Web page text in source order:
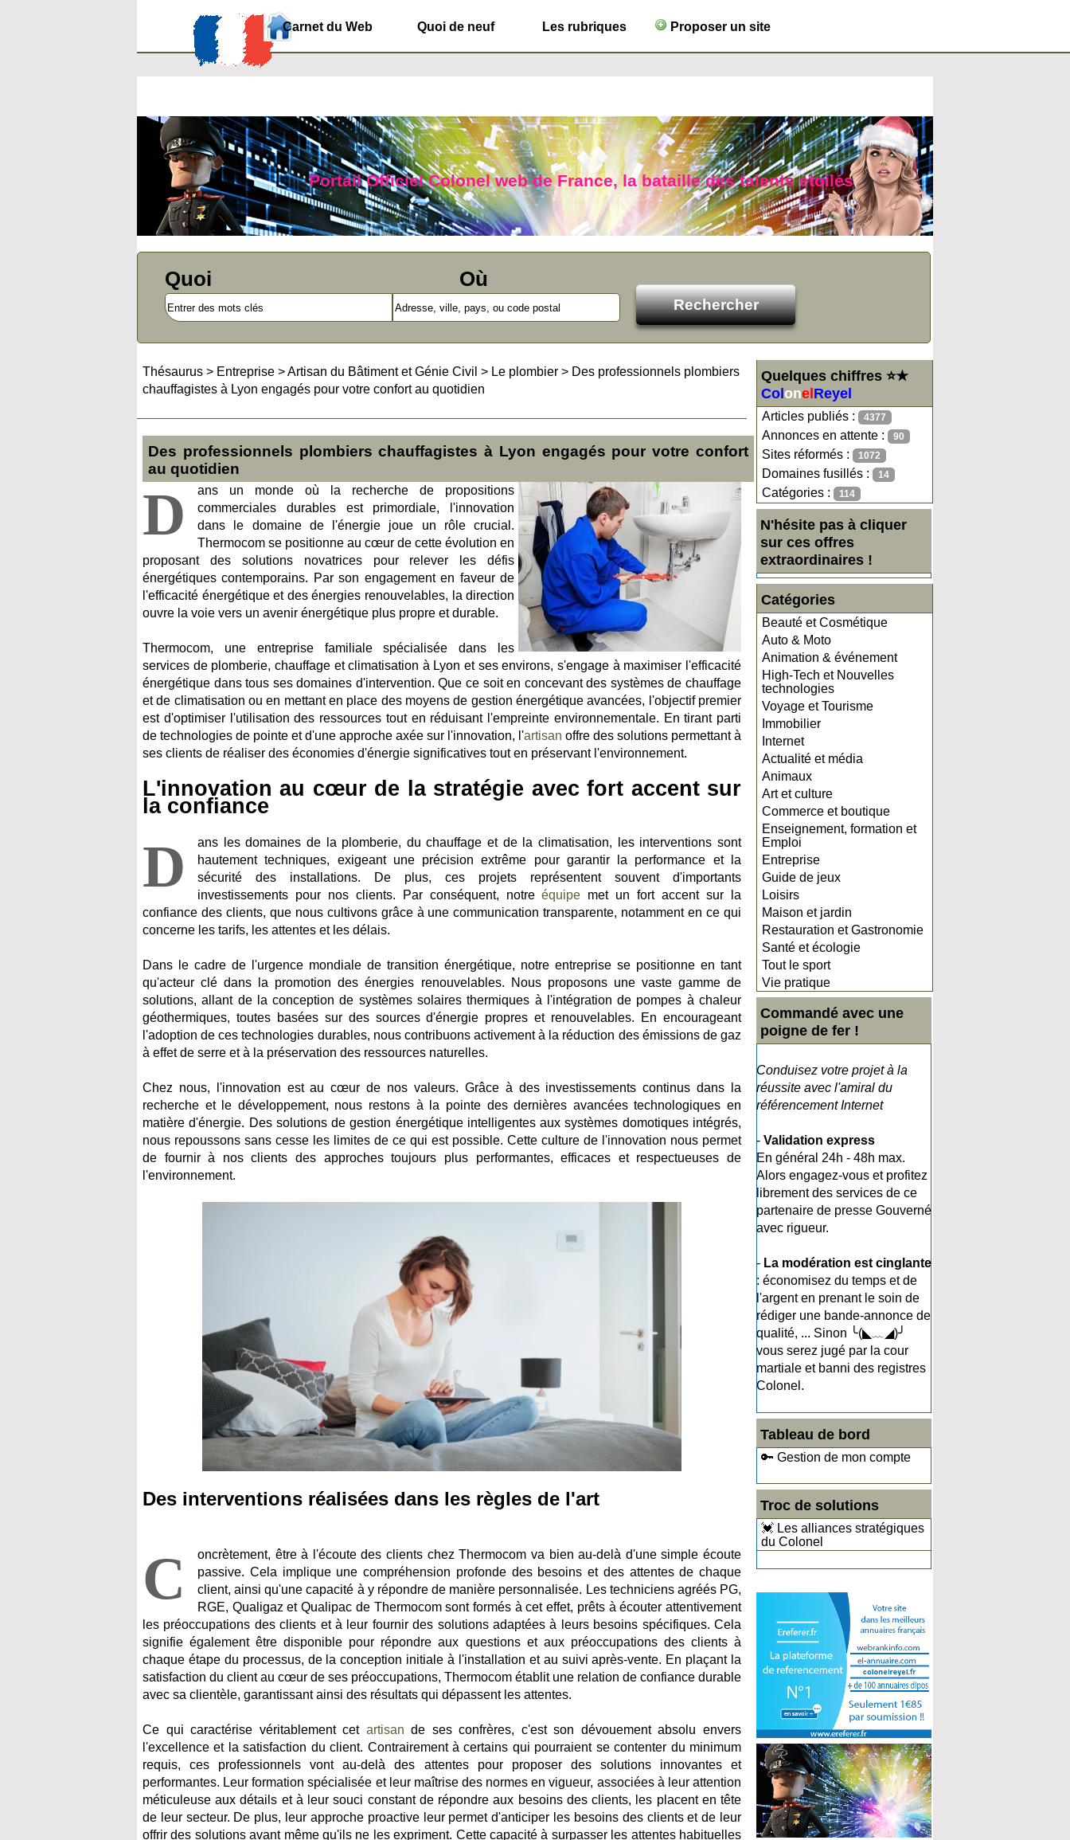
Carnet du Web Quoi de neuf Les rubriques Proposer un site
Portail Officiel Colonel web de France, la bataille des talents étoilés
Quoi Où
Quelques chiffres ⭐★
Col onel Reyel
Articles publiés : 4377
Annonces en attente : 90
Sites réformés : 1072
Domaines fusillés : 14
Catégories : 114
N'hésite pas à cliquer
sur ces offres
extraordinaires !
Catégories
Beauté et Cosmétique
Auto & Moto
Animation & événement
High-Tech et Nouvelles
technologies
Voyage et Tourisme
Immobilier
Internet
Actualité et média
Animaux
Art et culture
Commerce et boutique
Enseignement, formation et
Emploi
Entreprise
Guide de jeux
Loisirs
Maison et jardin
Restauration et Gastronomie
Santé et écologie
Tout le sport
Vie pratique
Commandé avec une
poigne de fer !
Conduisez votre projet à la
réussite avec l'amiral du
référencement Internet
- Validation express
En général 24h - 48h max.
Alors engagez-vous et profitez
librement des services de ce
partenaire de presse Gouverné
avec rigueur.
- La modération est cinglante
: économisez du temps et de
l'argent en prenant le soin de
rédiger une bande-annonce de
qualité, ... Sinon ╰(◣﹏◢)╯
vous serez jugé par la cour
martiale et banni des registres
Colonel.
Tableau de bord
🔑 Gestion de mon compte
Troc de solutions
💓 Les alliances stratégiques
du Colonel
Thésaurus > Entreprise >Artisan du Bâtiment et Génie Civil > Le plombier > Des professionnels plombiers
chauffagistes à Lyon engagés pour votre confort au quotidien
Des professionnels plombiers chauffagistes à Lyon engagés pour votre confort
au quotidien
D
ans un monde où la recherche de propositions
commerciales durables est primordiale, l'innovation
dans le domaine de l'énergie joue un rôle crucial.
Thermocom se positionne au cœur de cette évolution en
proposant des solutions novatrices pour relever les défis
énergétiques contemporains. Par son engagement en faveur de
l'efficacité énergétique et des énergies renouvelables, la direction
ouvre la voie vers un avenir énergétique plus propre et durable.
Thermocom, une entreprise familiale spécialisée dans les
services de plomberie, chauffage et climatisation à Lyon et ses environs, s'engage à maximiser l'efficacité
énergétique dans tous ses domaines d'intervention. Que ce soit en concevant des systèmes de chauffage
et de climatisation ou en mettant en place des moyens de gestion énergétique avancées, l'objectif premier
est d'optimiser l'utilisation des ressources tout en réduisant l'empreinte environnementale. En tirant parti
de technologies de pointe et d'une approche axée sur l'innovation, l'artisan offre des solutions permettant à
ses clients de réaliser des économies d'énergie significatives tout en préservant l'environnement.
L'innovation au cœur de la stratégie avec fort accent sur
la confiance
D
ans les domaines de la plomberie, du chauffage et de la climatisation, les interventions sont
hautement techniques, exigeant une précision extrême pour garantir la performance et la
sécurité des installations. De plus, ces projets représentent souvent d'importants
investissements pour nos clients. Par conséquent, notreéquipe met un fort accent sur la
confiance des clients, que nous cultivons grâce à une communication transparente, notamment en ce qui
concerne les tarifs, les attentes et les délais.
Dans le cadre de l'urgence mondiale de transition énergétique, notre entreprise se positionne en tant
qu'acteur clé dans la promotion des énergies renouvelables. Nous proposons une vaste gamme de
solutions, allant de la conception de systèmes solaires thermiques à l'intégration de pompes à chaleur
géothermiques, toutes basées sur des sources d'énergie propres et renouvelables. En encourageant
l'adoption de ces technologies durables, nous contribuons activement à la réduction des émissions de gaz
à effet de serre et à la préservation des ressources naturelles.
Chez nous, l'innovation est au cœur de nos valeurs. Grâce à des investissements continus dans la
recherche et le développement, nous restons à la pointe des dernières avancées technologiques en
matière d'énergie. Des solutions de gestion énergétique intelligentes aux systèmes domotiques intégrés,
nous repoussons sans cesse les limites de ce qui est possible. Cette culture de l'innovation nous permet
de fournir à nos clients des approches toujours plus performantes, efficaces et respectueuses de
l'environnement.
Des interventions réalisées dans les règles de l'art
C
oncrètement, être à l'écoute des clients chez Thermocom va bien au-delà d'une simple écoute
passive. Cela implique une compréhension profonde des besoins et des attentes de chaque
client, ainsi qu'une capacité à y répondre de manière personnalisée. Les techniciens agréés PG,
RGE, Qualigaz et Qualipac de Thermocom sont formés à cet effet, prêts à écouter attentivement
les préoccupations des clients et à leur fournir des solutions adaptées à leurs besoins spécifiques. Cela
signifie également être disponible pour répondre aux questions et aux préoccupations des clients à
chaque étape du processus, de la conception initiale à l'installation et au suivi après-vente. En plaçant la
satisfaction du client au cœur de ses préoccupations, Thermocom établit une relation de confiance durable
avec sa clientèle, garantissant ainsi des résultats qui dépassent les attentes.
Ce qui caractérise véritablement cet artisan de ses confrères, c'est son dévouement absolu envers
l'excellence et la satisfaction du client. Contrairement à certains qui pourraient se contenter du minimum
requis, ces professionnels vont au-delà des attentes pour proposer des solutions innovantes et
performantes. Leur formation spécialisée et leur maîtrise des normes en vigueur, associées à leur attention
méticuleuse aux détails et à leur souci constant de répondre aux besoins des clients, les placent en tête
de leur secteur. De plus, leur approche proactive leur permet d'anticiper les besoins des clients et de leur
offrir des solutions avant même qu'ils ne les expriment. Cette capacité à surpasser les attentes habituelles